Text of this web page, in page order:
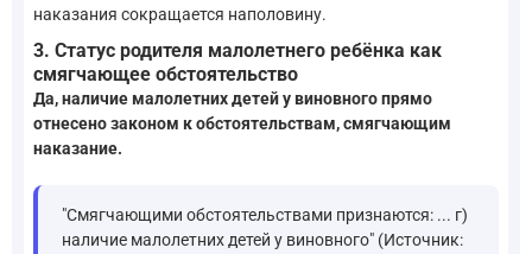
наказания сокращается наполовину.
3. Статус родителя малолетнего ребёнка как
смягчающее обстоятельство
Да, наличие малолетних детей у виновного прямо
отнесено законом к обстоятельствам, смягчающим
наказание.
"Смягчающими обстоятельствами признаются: ... г)
наличие малолетних детей у виновного" (Источник: